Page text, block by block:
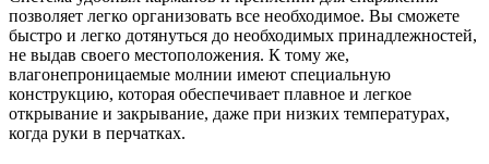
позволяет легко организовать все необходимое. Вы сможете
быстро и легко дотянуться до необходимых принадлежностей,
не выдав своего местоположения. К тому же,
влагонепроницаемые молнии имеют специальную
конструкцию, которая обеспечивает плавное и легкое
открывание и закрывание, даже при низких температурах,
когда руки в перчатках.